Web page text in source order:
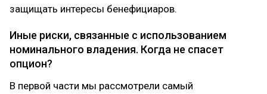
защищать интересы бенефициаров.
Иные риски, связанные с использованием
номинального владения. Когда не спасет
опцион?
В первой части мы рассмотрели самый